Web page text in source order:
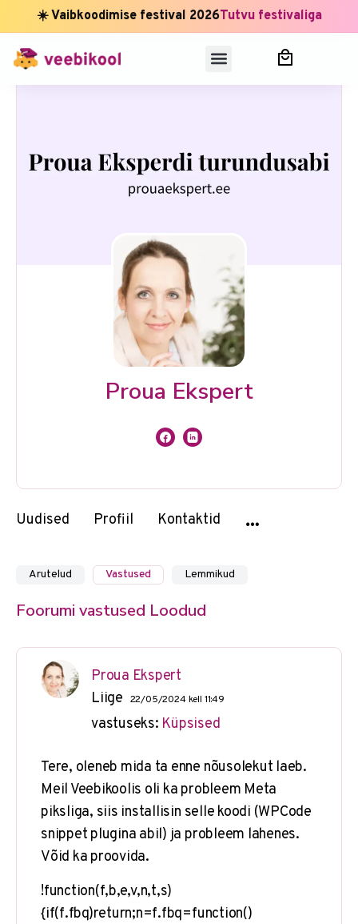
☀️ Vaibkoodimise festival 2026Tutvu festivaliga
Proua Ekspert
Uudised Profiil Kontaktid
Arutelud Vastused Lemmikud
Foorumi vastused Loodud
Proua Ekspert
Liige
22/05/2024 kell 11:49
vastuseks: Küpsised
Tere, oleneb mida ta enne nõusolekut laeb.
Meil Veebikoolis oli ka probleem Meta
piksliga, siis installisin selle koodi (WPCode
snippet plugina abil) ja probleem lahenes.
Võid ka proovida.
!function(f,b,e,v,n,t,s)
{if(f.fbq)return;n=f.fbq=function()